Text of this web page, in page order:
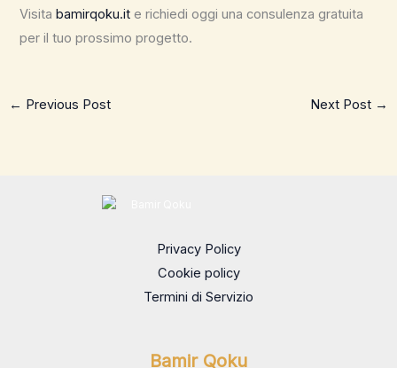
Visita bamirqoku.it e richiedi oggi una consulenza gratuita
per il tuo prossimo progetto.
← Previous Post Next Post →
Privacy Policy
Cookie policy
Termini di Servizio
Bamir Qoku